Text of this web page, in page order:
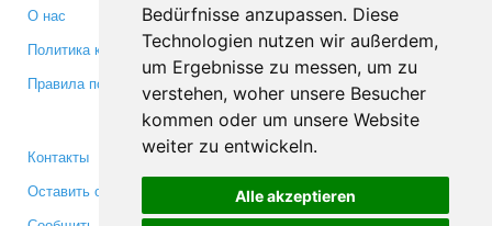
Bedürfnisse anzupassen. Diese
Technologien nutzen wir außerdem,
um Ergebnisse zu messen, um zu
verstehen, woher unsere Besucher
kommen oder um unsere Website
weiter zu entwickeln.
Alle akzeptieren
О нас
Политика конфиденциальности
Правила пользования
Партнерам
Инвесторам
Медиа
Контакты
Оставить отзыв
Facebook
Twitter